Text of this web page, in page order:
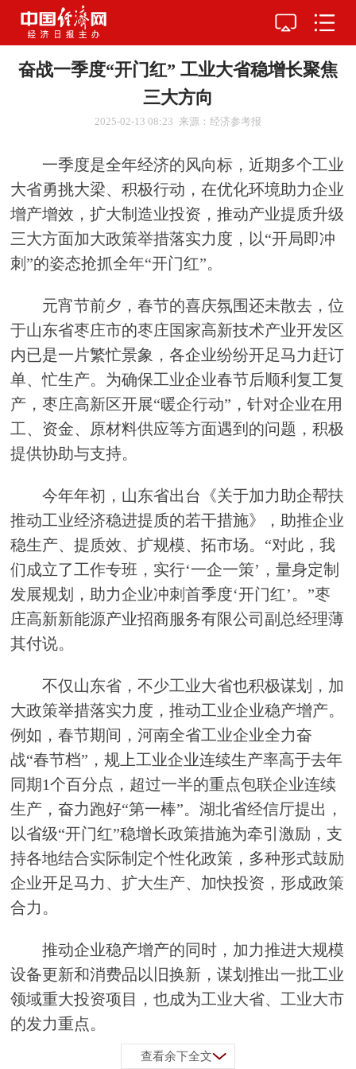
奋战一季度“开门红” 工业大省稳增长聚焦
三大方向
2025-02-13 08:23 来源：经济参考报
一季度是全年经济的风向标，近期多个工业
大省勇挑大梁、积极行动，在优化环境助力企业
增产增效，扩大制造业投资，推动产业提质升级
三大方面加大政策举措落实力度，以“开局即冲
刺”的姿态抢抓全年“开门红”。
元宵节前夕，春节的喜庆氛围还未散去，位
于山东省枣庄市的枣庄国家高新技术产业开发区
内已是一片繁忙景象，各企业纷纷开足马力赶订
单、忙生产。为确保工业企业春节后顺利复工复
产，枣庄高新区开展“暖企行动”，针对企业在用
工、资金、原材料供应等方面遇到的问题，积极
提供协助与支持。
今年年初，山东省出台《关于加力助企帮扶
推动工业经济稳进提质的若干措施》，助推企业
稳生产、提质效、扩规模、拓市场。“对此，我
们成立了工作专班，实行‘一企一策’，量身定制
发展规划，助力企业冲刺首季度‘开门红’。”枣
庄高新新能源产业招商服务有限公司副总经理薄
其付说。
不仅山东省，不少工业大省也积极谋划，加
大政策举措落实力度，推动工业企业稳产增产。
例如，春节期间，河南全省工业企业全力奋
战“春节档”，规上工业企业连续生产率高于去年
同期1个百分点，超过一半的重点包联企业连续
生产，奋力跑好“第一棒”。湖北省经信厅提出，
以省级“开门红”稳增长政策措施为牵引激励，支
持各地结合实际制定个性化政策，多种形式鼓励
企业开足马力、扩大生产、加快投资，形成政策
合力。
推动企业稳产增产的同时，加力推进大规模
设备更新和消费品以旧换新，谋划推出一批工业
领域重大投资项目，也成为工业大省、工业大市
的发力重点。
查看余下全文